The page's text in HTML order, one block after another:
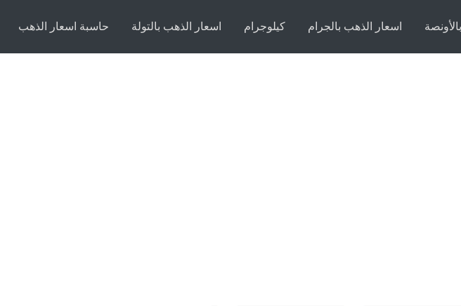
اسعار الذهب بالجرام كيلوجرام اسعار الذهب بالتولة حاسبة اسعار الذهب